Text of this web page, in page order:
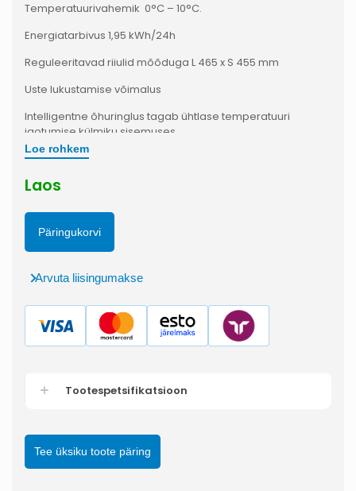
Temperatuurivahemik 0°C – 10°C.
Energiatarbivus 1,95 kWh/24h
Reguleeritavad riiulid mõõduga L 465 x S 455 mm
Uste lukustamise võimalus
Intelligentne õhuringlus tagab ühtlase temperatuuri
jaotumise külmiku sisemuses
2 vertikaalset LED sisevalgustit kapi esiosas
4 ratast võimaldavad kappi kergesti teisaldada.
Loe rohkem
Laos
Päringukorvi
Arvuta liisingumakse
Tootespetsifikatsioon
Tee üksiku toote päring